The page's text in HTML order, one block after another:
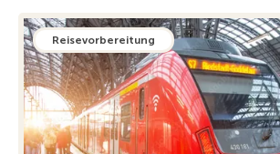
Reisevorbereitung